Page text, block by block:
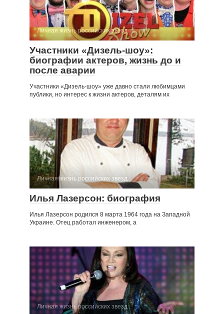
Личная жизнь российских звезд
Участники «Дизель-шоу»:
биографии актеров, жизнь до и
после аварии
Участники «Дизель-шоу» уже давно стали любимцами
публики, но интерес к жизни актеров, деталям их
Личная жизнь российских звезд
Илья Лазерсон: биография
Илья Лазерсон родился 8 марта 1964 года на Западной
Украине. Отец работал инженером, а
Личная жизнь российских звезд